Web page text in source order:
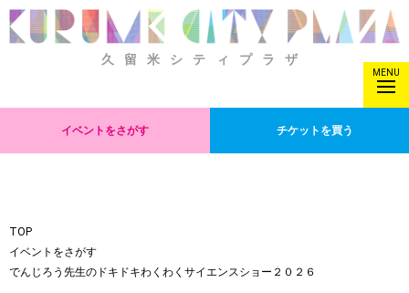
久留米シティプラザ
MENU
イベントをさがす チケットを買う
TOP
イベントをさがす
でんじろう先生のドキドキわくわくサイエンスショー２０２６